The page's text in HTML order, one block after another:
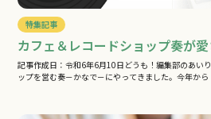
特集記事
カフェ＆レコードショップ奏が
記事作成日：令和6年6月10日どうも！編集部のあい
ップを営む奏－かなで－にやってきました。今年か